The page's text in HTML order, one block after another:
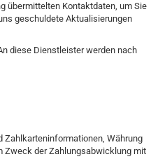
übermittelten Kontaktdaten, um Sie
geschuldete Aktualisierungen
diese Dienstleister werden nach
Zahlkarteninformationen, Währung
Zweck der Zahlungsabwicklung mit